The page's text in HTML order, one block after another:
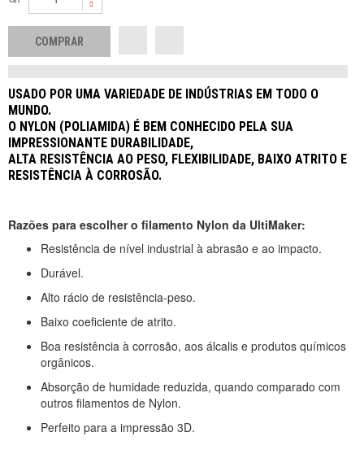
USADO POR UMA VARIEDADE DE INDÚSTRIAS EM TODO O
MUNDO.
O NYLON (POLIAMIDA) É BEM CONHECIDO PELA SUA
IMPRESSIONANTE DURABILIDADE,
ALTA RESISTÊNCIA AO PESO, FLEXIBILIDADE, BAIXO ATRITO E
RESISTÊNCIA À CORROSÃO.
Razões para escolher o filamento Nylon da UltiMaker:
Resistência de nível industrial à abrasão e ao impacto.
Durável.
Alto rácio de resistência-peso.
Baixo coeficiente de atrito.
Boa resistência à corrosão, aos álcalis e produtos químicos
orgânicos.
Absorção de humidade reduzida, quando comparado com
outros filamentos de Nylon.
Perfeito para a impressão 3D.